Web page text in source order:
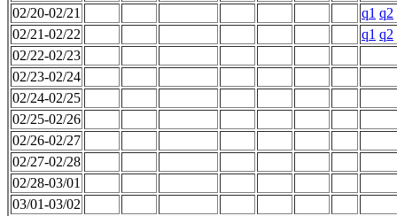
02/20-02/21
q1 q2
02/21-02/22
q1 q2
02/22-02/23
02/23-02/24
02/24-02/25
02/25-02/26
02/26-02/27
02/27-02/28
02/28-03/01
03/01-03/02